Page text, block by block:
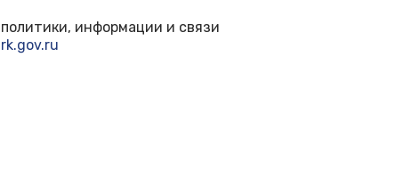
информации и связи